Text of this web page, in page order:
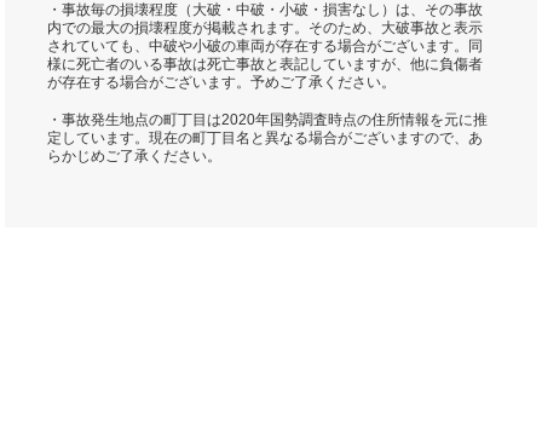
・事故毎の損壊程度（大破・中破・小破・損害なし）は、その事故
内での最大の損壊程度が掲載されます。そのため、大破事故と表示
されていても、中破や小破の車両が存在する場合がございます。同
様に死亡者のいる事故は死亡事故と表記していますが、他に負傷者
が存在する場合がございます。予めご了承ください。
・事故発生地点の町丁目は2020年国勢調査時点の住所情報を元に推
定しています。現在の町丁目名と異なる場合がございますので、あ
らかじめご了承ください。